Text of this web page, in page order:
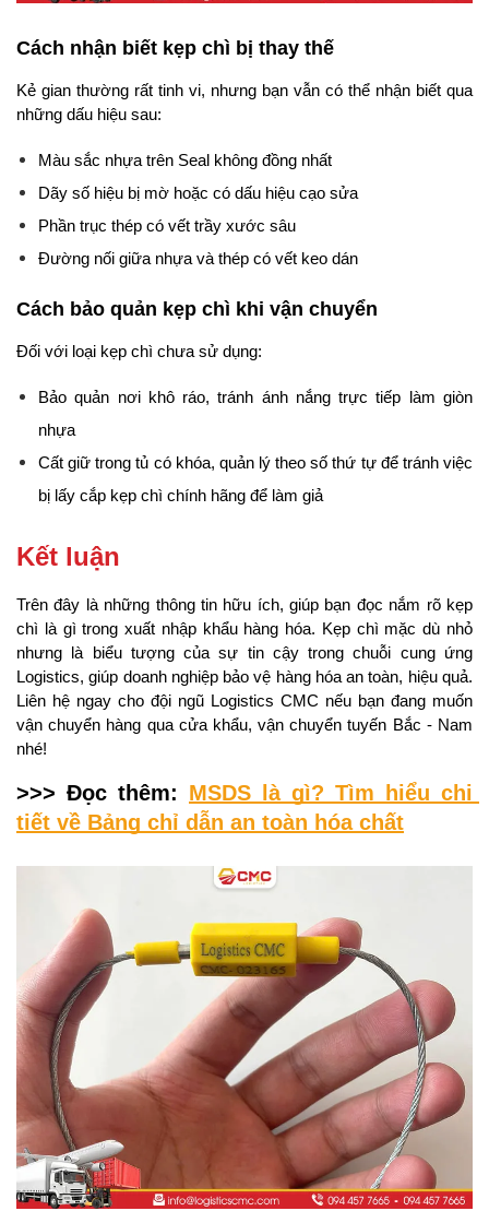
Cách nhận biết kẹp chì bị thay thế
Kẻ gian thường rất tinh vi, nhưng bạn vẫn có thể nhận biết qua
những dấu hiệu sau:
Màu sắc nhựa trên Seal không đồng nhất
Dãy số hiệu bị mờ hoặc có dấu hiệu cạo sửa
Phần trục thép có vết trầy xước sâu
Đường nối giữa nhựa và thép có vết keo dán
Cách bảo quản kẹp chì khi vận chuyển
Đối với loại kẹp chì chưa sử dụng:
Bảo quản nơi khô ráo, tránh ánh nắng trực tiếp làm giòn
nhựa
Cất giữ trong tủ có khóa, quản lý theo số thứ tự để tránh việc
bị lấy cắp kẹp chì chính hãng để làm giả
Kết luận
Trên đây là những thông tin hữu ích, giúp bạn đọc nắm rõ kẹp
chì là gì trong xuất nhập khẩu hàng hóa. Kẹp chì mặc dù nhỏ
nhưng là biểu tượng của sự tin cậy trong chuỗi cung ứng
Logistics, giúp doanh nghiệp bảo vệ hàng hóa an toàn, hiệu quả.
Liên hệ ngay cho đội ngũ Logistics CMC nếu bạn đang muốn
vận chuyển hàng qua cửa khẩu, vận chuyển tuyến Bắc - Nam
nhé!
>>> Đọc thêm: MSDS là gì? Tìm hiểu chi
tiết về Bảng chỉ dẫn an toàn hóa chất